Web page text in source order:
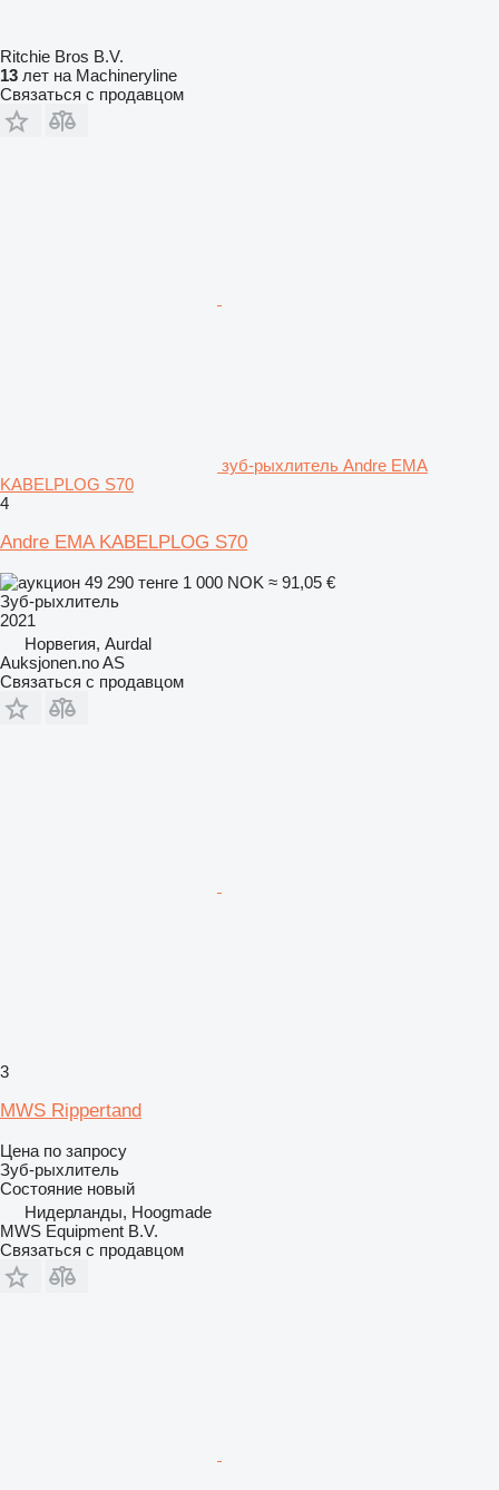
Ritchie Bros B.V.
13 лет на Machineryline
Связаться с продавцом
зуб-рыхлитель Andre EMA
KABELPLOG S70
4
Andre EMA KABELPLOG S70
49 290 тенге 1 000 NOK ≈ 91,05 €
Зуб-рыхлитель
2021
Норвегия, Aurdal
Auksjonen.no AS
Связаться с продавцом
3
MWS Rippertand
Цена по запросу
Зуб-рыхлитель
Состояние новый
Нидерланды, Hoogmade
MWS Equipment B.V.
Связаться с продавцом